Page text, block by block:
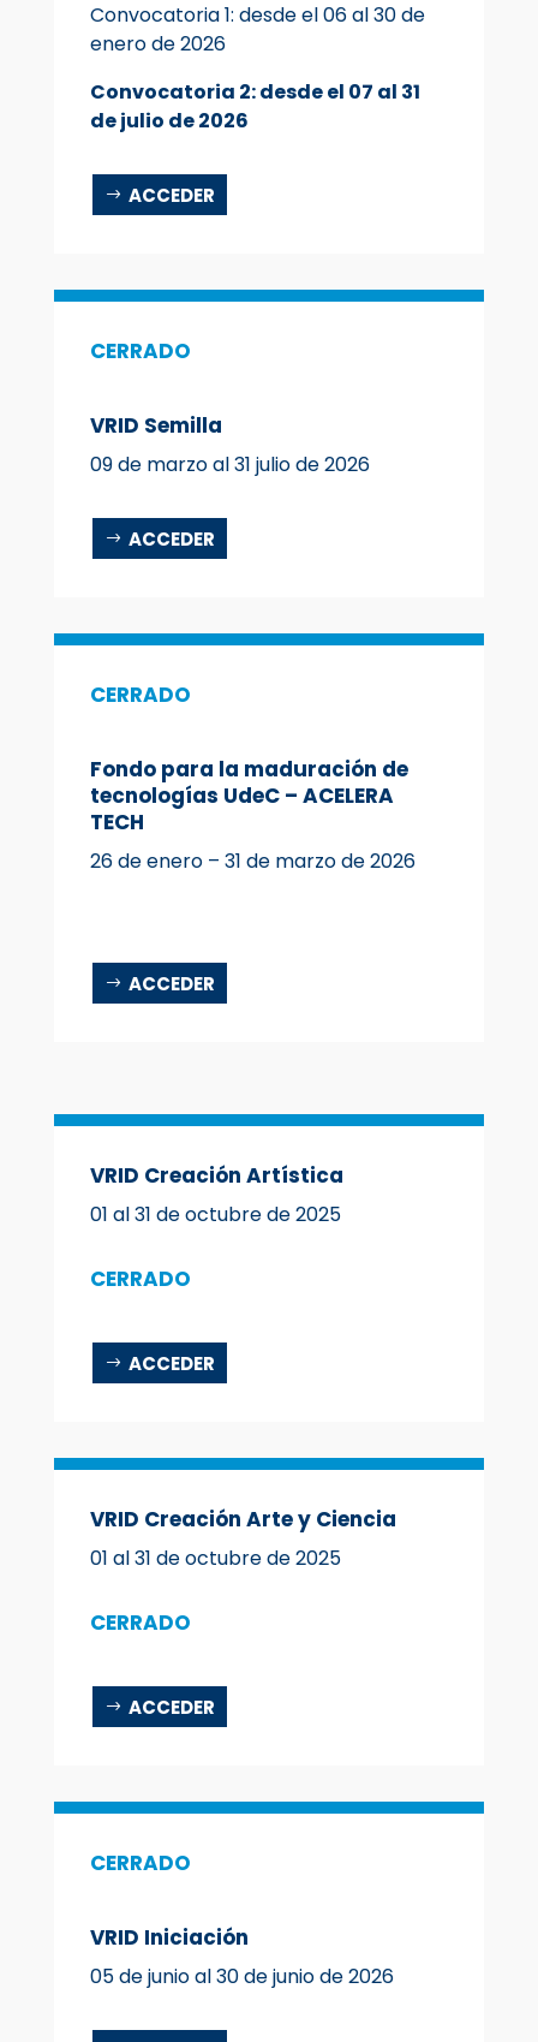
Convocatoria 1: desde el 06 al 30 de
enero de 2026
Convocatoria 2: desde el 07 al 31
de julio de 2026
ACCEDER
CERRADO
VRID Semilla
09 de marzo al 31 julio de 2026
ACCEDER
CERRADO
Fondo para la maduración de
tecnologías UdeC – ACELERA
TECH
26 de enero – 31 de marzo de 2026
ACCEDER
VRID Creación Artística
01 al 31 de octubre de 2025
CERRADO
ACCEDER
VRID Creación Arte y Ciencia
01 al 31 de octubre de 2025
CERRADO
ACCEDER
CERRADO
VRID Iniciación
05 de junio al 30 de junio de 2026